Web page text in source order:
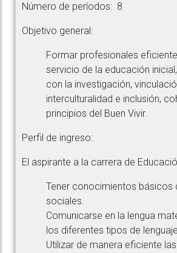
Número de períodos: 8
Objetivo general:
Formar profesionales
servicio de la educación
con la investigación,
interculturalidad e inclusión,
principios del Buen Vivir.
Perfil de ingreso:
El aspirante a la carrera de
Tener conocimientos básicos
sociales.
Comunicarse en la lengua
los diferentes tipos de
Utilizar de manera eficiente